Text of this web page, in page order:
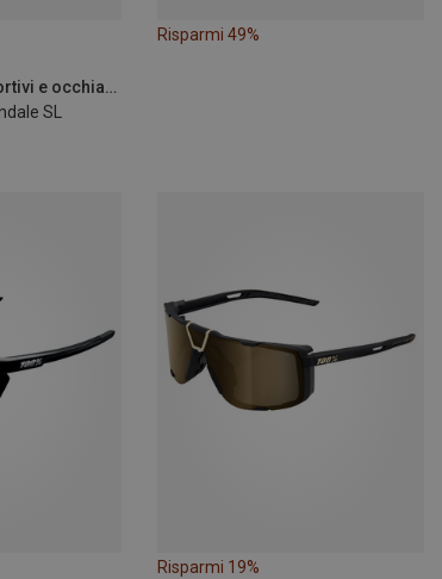
100% | Occhiali sportivi e occhiali da sole sportivi
SL
Risparmi 49%
Risparmi 19%